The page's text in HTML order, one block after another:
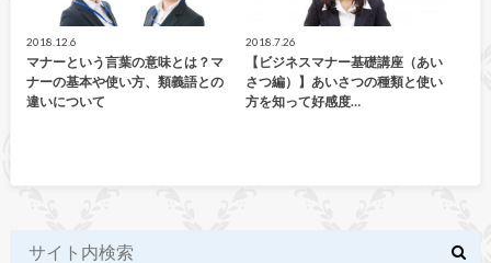
2018.12.6
マナーという言葉の意味とは？マ
ナーの基本や使い方、類義語との
違いについて
2018.7.26
【ビジネスマナー基礎講座（あい
さつ編）】あいさつの種類と使い
方を知って好感度…